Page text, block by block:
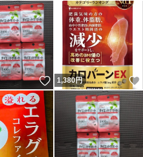
いいね！
1,380円